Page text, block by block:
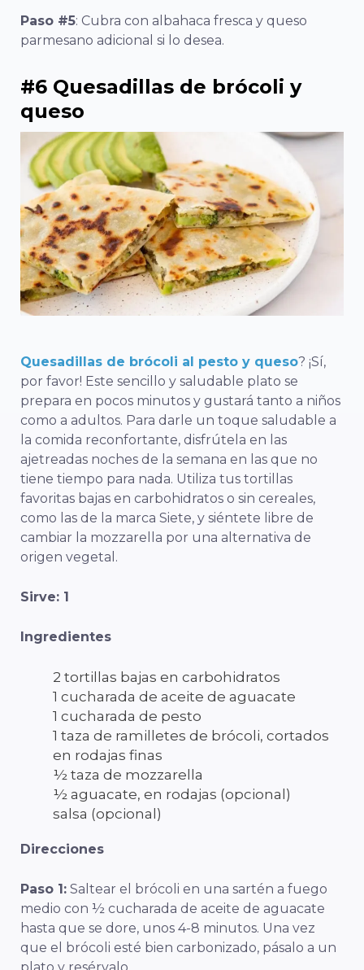
Paso #5: Cubra con albahaca fresca y queso
parmesano adicional si lo desea.
#6 Quesadillas de brócoli y
queso
Quesadillas de brócoli al pesto y queso? ¡Sí,
por favor! Este sencillo y saludable plato se
prepara en pocos minutos y gustará tanto a niños
como a adultos. Para darle un toque saludable a
la comida reconfortante, disfrútela en las
ajetreadas noches de la semana en las que no
tiene tiempo para nada. Utiliza tus tortillas
favoritas bajas en carbohidratos o sin cereales,
como las de la marca Siete, y siéntete libre de
cambiar la mozzarella por una alternativa de
origen vegetal.
Sirve: 1
Ingredientes
2 tortillas bajas en carbohidratos
1 cucharada de aceite de aguacate
1 cucharada de pesto
1 taza de ramilletes de brócoli, cortados
en rodajas finas
½ taza de mozzarella
½ aguacate, en rodajas (opcional)
salsa (opcional)
Direcciones
Paso 1: Saltear el brócoli en una sartén a fuego
medio con ½ cucharada de aceite de aguacate
hasta que se dore, unos 4-8 minutos. Una vez
que el brócoli esté bien carbonizado, pásalo a un